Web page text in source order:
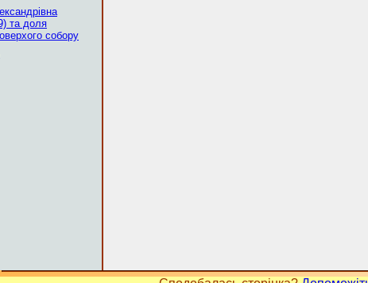
та доля
собору